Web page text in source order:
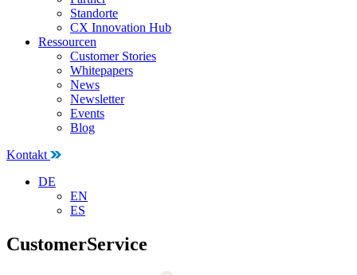
Standorte
CX Innovation Hub
Ressourcen
Customer Stories
Whitepapers
News
Newsletter
Events
Blog
Kontakt
DE
EN
ES
CustomerService